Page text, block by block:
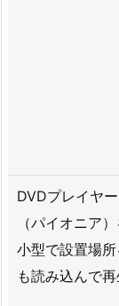
DVDプレイヤ
（パイオニア
小型で設置場
も読み込んで